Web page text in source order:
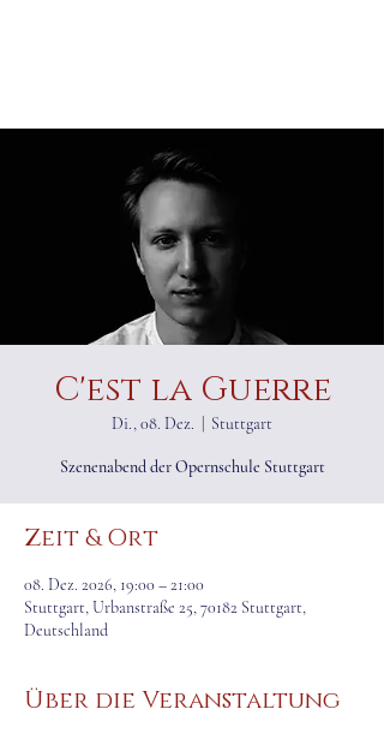
C'est la Guerre
Di., 08. Dez. Stuttgart
Szenenabend der Opernschule Stuttgart
Zeit & Ort
08. Dez. 2026, 19:00 – 21:00
Stuttgart, Urbanstraße 25, 70182 Stuttgart,
Deutschland
Über die Veranstaltung